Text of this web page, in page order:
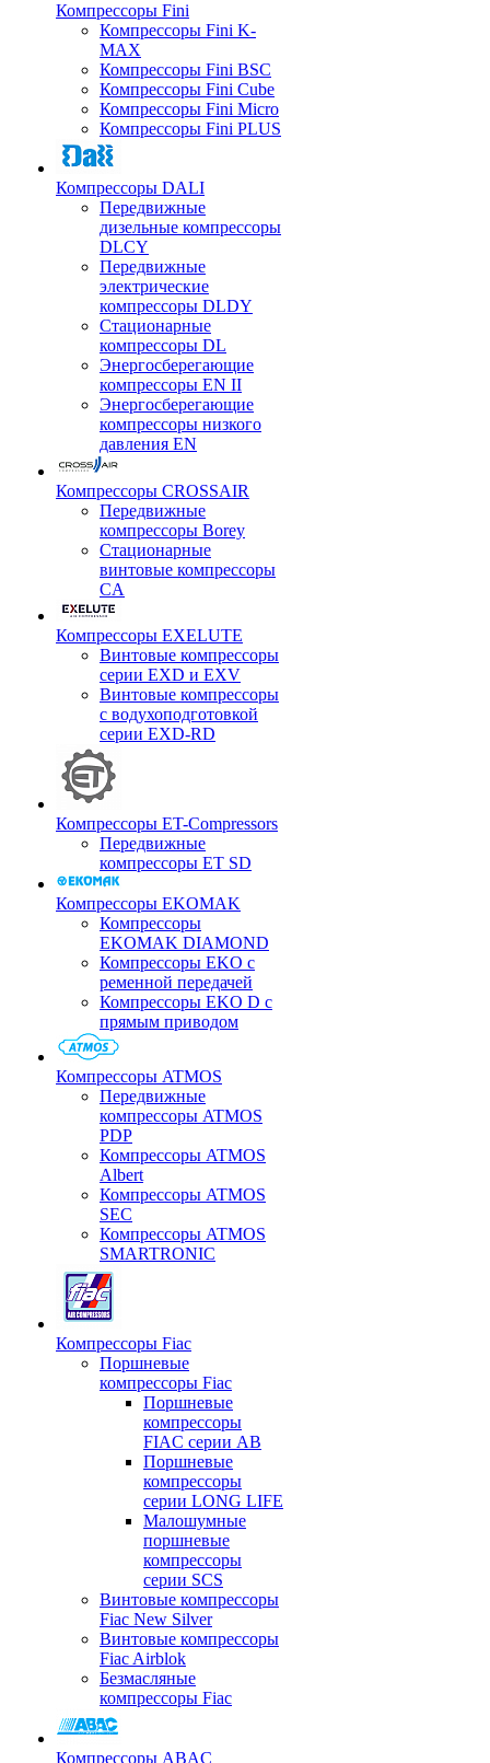
Компрессоры Fini
Компрессоры Fini K-
MAX
Компрессоры Fini BSC
Компрессоры Fini Cube
Компрессоры Fini Micro
Компрессоры Fini PLUS
Компрессоры DALI
Передвижные
дизельные компрессоры
DLCY
Передвижные
электрические
компрессоры DLDY
Стационарные
компрессоры DL
Энергосберегающие
компрессоры EN II
Энергосберегающие
компрессоры низкого
давления EN
Компрессоры CROSSAIR
Передвижные
компрессоры Borey
Стационарные
винтовые компрессоры
CA
Компрессоры EXELUTE
Винтовые компрессоры
серии EXD и EXV
Винтовые компрессоры
с водухоподготовкой
серии EXD-RD
Компрессоры ET-Compressors
Передвижные
компрессоры ET SD
Компрессоры EKOMAK
Компрессоры
EKOMAK DIAMOND
Компрессоры EKO c
ременной передачей
Компрессоры EKO D с
прямым приводом
Компрессоры ATMOS
Передвижные
компрессоры ATMOS
PDP
Компрессоры ATMOS
Albert
Компрессоры ATMOS
SEC
Компрессоры ATMOS
SMARTRONIC
Компрессоры Fiac
Поршневые
компрессоры Fiac
Поршневые
компрессоры
FIAC серии AB
Поршневые
компрессоры
серии LONG LIFE
Малошумные
поршневые
компрессоры
серии SCS
Винтовые компрессоры
Fiac New Silver
Винтовые компрессоры
Fiac Airblok
Безмасляные
компрессоры Fiac
Компрессоры ABAC